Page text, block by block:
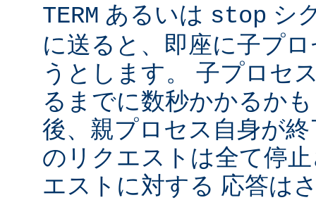
TERM あるいは stop シ
に送ると、即座に子プ
うとします。 子プロセ
るまでに数秒かかるか
後、親プロセス自身が
のリクエストは全て停
エストに対する 応答は